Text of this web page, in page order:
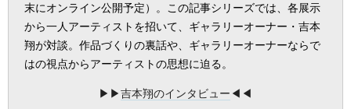
末にオンライン公開予定）。この記事シリーズでは、各展示
から一人アーティストを招いて、ギャラリーオーナー・吉本
翔が対談。作品づくりの裏話や、ギャラリーオーナーならで
はの視点からアーティストの思想に迫る。
▶︎▶︎吉本翔のインタビュー ◀︎◀︎